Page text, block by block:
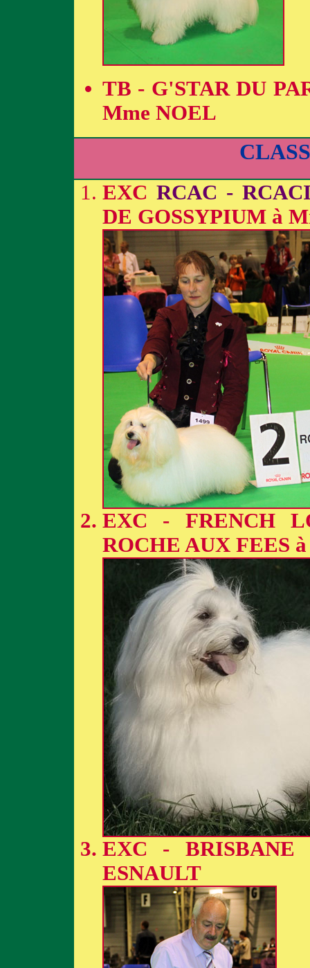
TB - G'STAR DU
Mme NOEL
EXC RCAC -
DE GOSSYPIUM à
EXC - FRENCH
ROCHE AUX FEES
EXC -
ESNAULT